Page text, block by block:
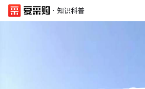
· 知识科普